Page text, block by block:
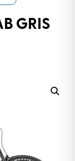
GRIS